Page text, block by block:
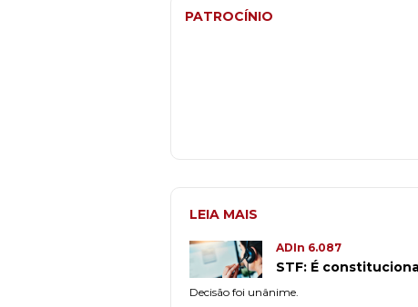
PATROCÍNIO
LEIA MAIS
ADIn 6.087
STF: É
Decisão foi unânime.